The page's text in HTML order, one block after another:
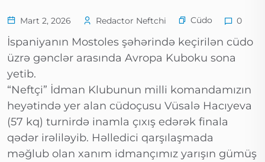
Mart 2, 2026 Redactor Neftchi Cüdo 0
İspaniyanın Mostoles şəhərində keçirilən cüdo
üzrə gənclər arasında Avropa Kuboku sona
yetib.
“Neftçi” İdman Klubunun milli komandamızın
heyətində yer alan cüdoçusu Vüsalə Hacıyeva
(57 kq) turnirdə inamla çıxış edərək finala
qədər irəliləyib. Həlledici qarşılaşmada
məğlub olan xanım idmançımız yarışın gümüş